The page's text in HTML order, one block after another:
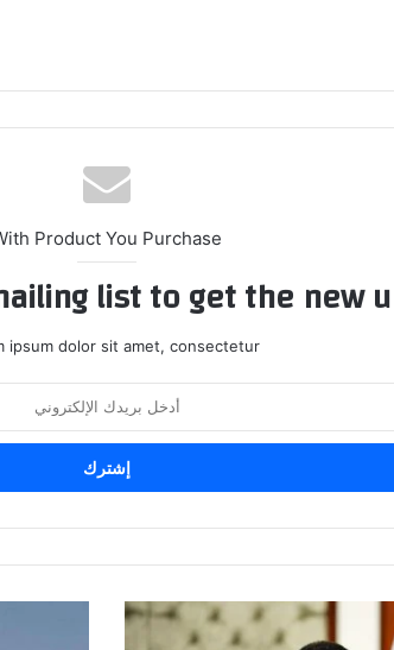
Product You Purchase
list to get the new
ipsum dolor sit amet, consectetur.